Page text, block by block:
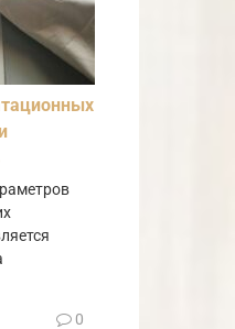
0